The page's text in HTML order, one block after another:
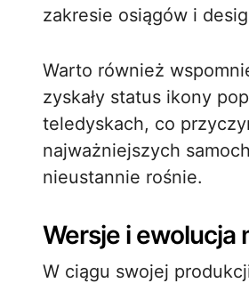
zakresie osiągów i
Warto również
zyskały status ikony
teledyskach, co
najważniejszych
nieustannie rośnie.
Wersje i ewolucja
W ciągu swojej